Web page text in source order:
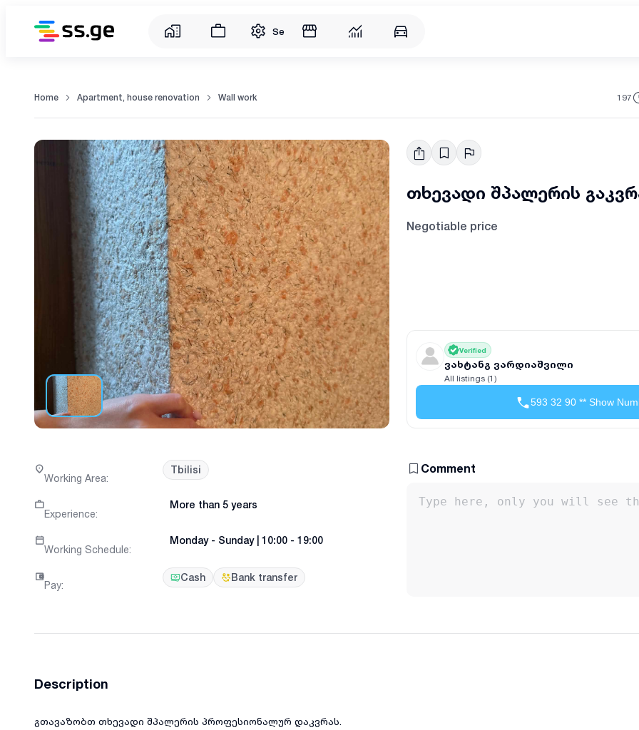
Service
Home Apartment, house renovation Wall work 197
თხევადი შპალერის
Negotiable price
Verified
ვახტანგ ვარდიაშვილი
All listings (1)
593 32 90 ** Show
Working Area:
Tbilisi
Experience:
More than 5 years
Working Schedule:
Monday- Sunday| 10:00 - 19:00
Pay:
Cash Bank transfer
Comment
Description
გთავაზობთ თხევადი შპალერის პროფესიონალურ დაკვრას.